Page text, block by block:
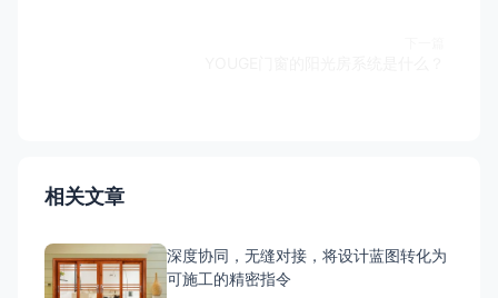
相关文章
深度协同，无缝对接，将设计蓝图转化为
可施工的精密指令